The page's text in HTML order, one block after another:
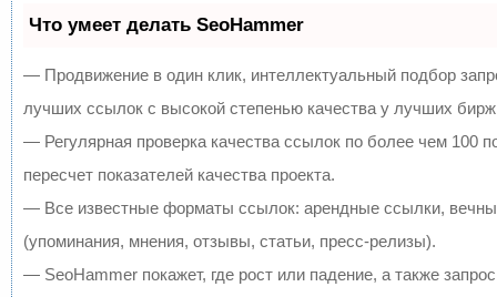
Что умеет делать SeoHammer
— Продвижение в один клик, интеллектуальный подбор
лучших ссылок с высокой степенью качества у лучших
— Регулярная проверка качества ссылок по более чем 100
пересчет показателей качества проекта.
— Все известные форматы ссылок: арендные ссылки,
(упоминания, мнения, отзывы, статьи, пресс-релизы).
— SeoHammer покажет, где рост или падение, а также